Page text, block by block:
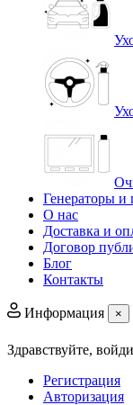
Генераторы и
О нас
Доставка и
Договор
Блог
Контакты
Информация ×
Здравствуйте,
Регистрация
Авторизация